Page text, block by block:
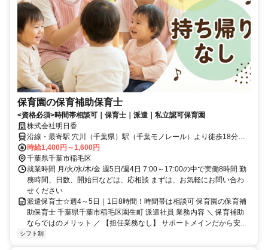
保育園の保育補助保育士
<資格必須>時間帯相談可｜保育士｜派遣｜私立認可保育園
株式会社明日香
沿線・最寄駅 穴川（千葉県）駅（千葉モノレール）より徒歩18分稲
毛駅（JR在来線）より徒歩22分スポーツセンター駅（千葉モノレー
ル）より徒歩23分
時給1,400円～1,600円
千葉県千葉市稲毛区
就業時間 月/火/水/木/金 週5日/週4日 7:00～17:00の中で実働8時間 勤
務時間、日数、開始日などは、応相談 まずは、お気軽にお問い合わ
せください
派遣保育士☆週4～5日｜1日8時間！時間帯は相談可 保育園の保育補
助保育士 千葉県千葉市稲毛区園生町 派遣社員 業務内容 ＼ 保育補助
ならではのメリット ／ 【担任業務なし】 サポートメインだから安...
シフト制